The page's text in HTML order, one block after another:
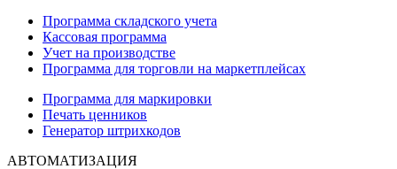
Программа складского учета
Кассовая программа
Учет на производстве
Программа для торговли на маркетплейсах
Программа для маркировки
Печать ценников
Генератор штрихкодов
АВТОМАТИЗАЦИЯ